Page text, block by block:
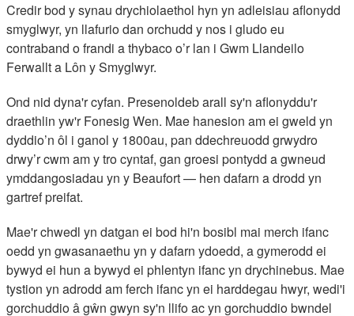
Credir bod y synau drychiolaethol hyn yn adleisiau aflonydd
smyglwyr, yn llafurio dan orchudd y nos i gludo eu
contraband o frandi a thybaco o’r lan i Gwm Llandeilo
Ferwallt a Lôn y Smyglwyr.
Ond nid dyna'r cyfan. Presenoldeb arall sy'n aflonyddu'r
draethlin yw'r Fonesig Wen. Mae hanesion am ei gweld yn
dyddio’n ôl i ganol y 1800au, pan ddechreuodd grwydro
drwy’r cwm am y tro cyntaf, gan groesi pontydd a gwneud
ymddangosiadau yn y Beaufort — hen dafarn a drodd yn
gartref preifat.
Mae'r chwedl yn datgan ei bod hi'n bosibl mai merch ifanc
oedd yn gwasanaethu yn y dafarn ydoedd, a gymerodd ei
bywyd ei hun a bywyd ei phlentyn ifanc yn drychinebus. Mae
tystion yn adrodd am ferch ifanc yn ei harddegau hwyr, wedi'i
gorchuddio â gŵn gwyn sy'n llifo ac yn gorchuddio bwndel